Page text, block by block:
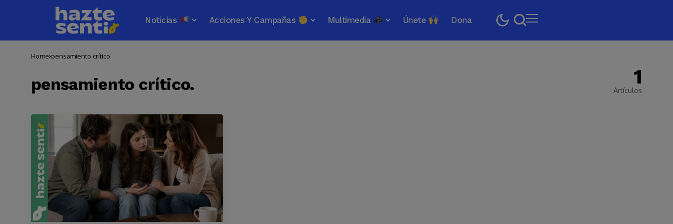
Noticias Acciones Y Campañas Multimedia Únete Dona
Home pensamiento crítico.
pensamiento crítico. 1
Artículos